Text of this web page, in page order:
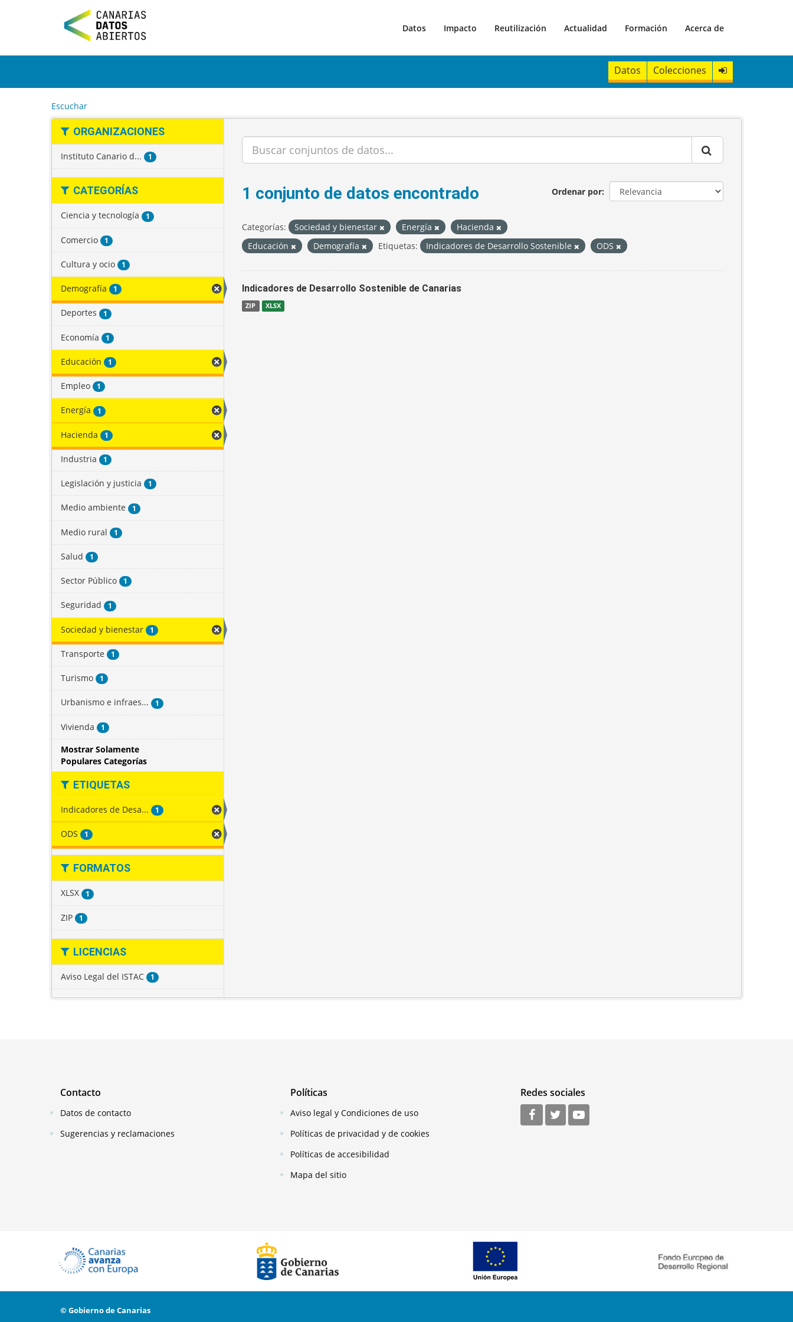
t
Datos Impacto Reutilización Actualidad Formación Acerca de
Datos Colecciones
Escuchar
ORGANIZACIONES
Instituto Canario d... 1
CATEGORÍAS
Ciencia y tecnología 1
Comercio 1
Cultura y ocio 1
Demografía 1
Deportes 1
Economía 1
Educación 1
Empleo 1
Energía 1
Hacienda 1
Industria 1
Legislación y justicia 1
Medio ambiente 1
Medio rural 1
Salud 1
Sector Público 1
Seguridad 1
Sociedad y bienestar 1
Transporte 1
Turismo 1
Urbanismo e infraes... 1
Vivienda 1
Mostrar Solamente
Populares Categorías
ETIQUETAS
Indicadores de Desa... 1
ODS 1
FORMATOS
XLSX 1
ZIP 1
LICENCIAS
Aviso Legal del ISTAC 1
Ordenar por
1 conjunto de datos encontrado
Categorías: Sociedad y bienestar Energía
Hacienda
Educación
Demografía Etiquetas: Indicadores de Desarrollo Sostenible ODS
Indicadores de Desarrollo Sostenible de Canarias
ZIP XLSX
Contacto
Datos de contacto
Sugerencias y reclamaciones
Políticas
Aviso legal y Condiciones de uso
Políticas de privacidad y de cookies
Políticas de accesibilidad
Mapa del sitio
Redes sociales
© Gobierno de Canarias